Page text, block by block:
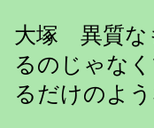
大塚 異質な
るのじゃな
るだけのよう